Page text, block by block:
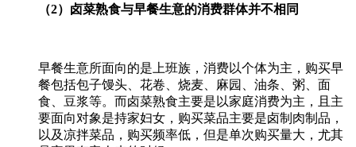
（2）卤菜熟食与早餐生意的消费群体并不相同
早餐生意所面向的是上班族，消费以个体为主，购买早
餐包括包子馒头、花卷、烧麦、麻园、油条、粥、面
食、豆浆等。而卤菜熟食主要是以家庭消费为主，且主
要面向对象是持家妇女，购买菜品主要是卤制肉制品，
以及凉拌菜品，购买频率低，但是单次购买量大，尤其